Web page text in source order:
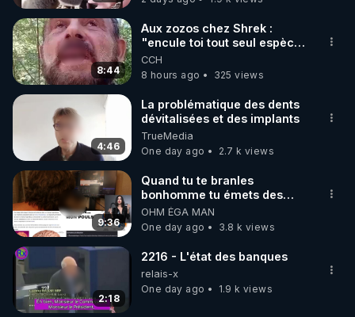
8:44
Aux zozos chez Shrek :
"encule toi tout seul espèce
de mal polish"
CCH
8 hours ago
325 views
4:46
La problématique des dents
dévitalisées et des implants
TrueMedia
One day ago
2.7 k views
9:36
Quand tu te branles
bonhomme tu émets des
ondes ils ont juste omis de
t'expliquer
OHM ÉGA MAN
One day ago
3.8 k views
2:18
2216 - L'état des banques
relais-x
One day ago
1.9 k views